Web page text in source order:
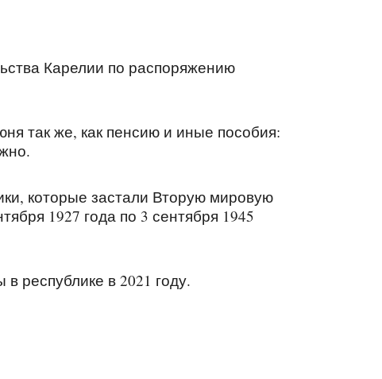
Карелии по распоряжению
так же, как пенсию и иные пособия:
которые застали Вторую мировую
1927 года по 3 сентября 1945
республике в 2021 году.